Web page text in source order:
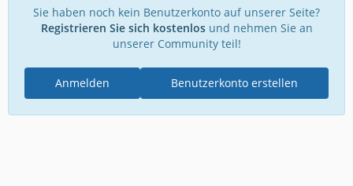
0:1 genial …
verlassen.
Sie haben noch kein Benutzerkonto auf unserer Seite?
Registrieren Sie sich kostenlosund nehmen Sie an
unserer Community teil!
Benutzerkonto erstellen
Anmelden